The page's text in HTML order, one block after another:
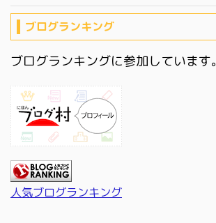
ブログランキング
ブログランキングに参加しています。
人気ブログランキング